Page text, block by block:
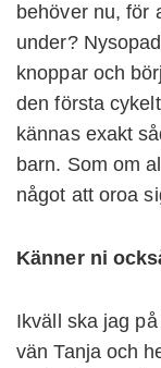
behöver nu, för
under?
knoppar och
den första
kännas exakt
barn. Som om
något att oroa
Känner ni
Ikväll ska jag
vän Tanja och